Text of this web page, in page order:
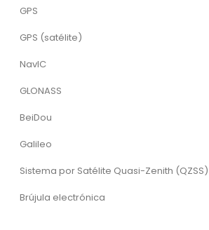
GPS
GPS (satélite)
NavIC
GLONASS
BeiDou
Galileo
Sistema por Satélite Quasi-Zenith (QZSS)
Brújula electrónica